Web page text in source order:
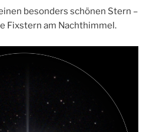
besonders schönen Stern –
Fixstern am Nachthimmel.